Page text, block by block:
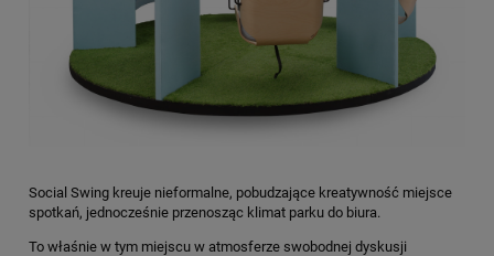
Social Swing kreuje nieformalne, pobudzające kreatywność miejsce
spotkań, jednocześnie przenosząc klimat parku do biura.
To właśnie w tym miejscu w atmosferze swobodnej dyskusji